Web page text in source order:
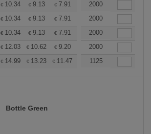
€ 10.34 € 9.13 € 7.91 7.30
2000
€ 10.34 € 9.13 € 7.91 7.30
2000
€ 10.34 € 9.13 € 7.91 7.30
2000
€ 12.03 € 10.62 € 9.20 8.50
2000
€ 14.99 € 13.23 € 11.47 10.58
1125
Bottle Green